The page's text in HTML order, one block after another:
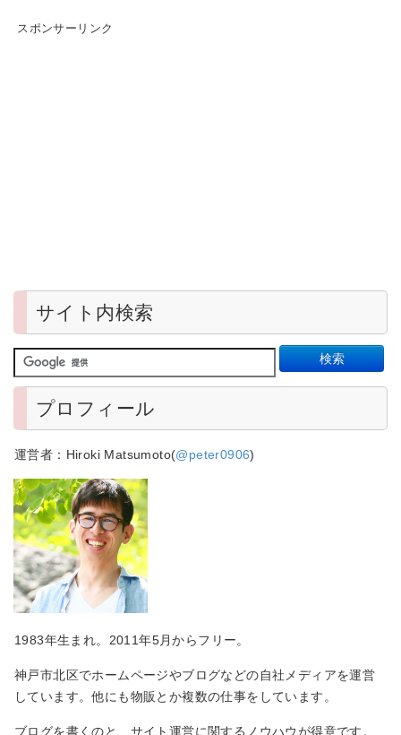
スポンサーリンク
サイト内検索
プロフィール
運営者：Hiroki Matsumoto(@peter0906)
1983年生まれ。2011年5月からフリー。
神戸市北区でホームページやブログなどの自社メディアを運営
しています。他にも物販とか複数の仕事をしています。
ブログを書くのと、サイト運営に関するノウハウが得意です。